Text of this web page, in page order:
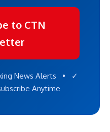
to CTN
News Alerts • ✓
Anytime